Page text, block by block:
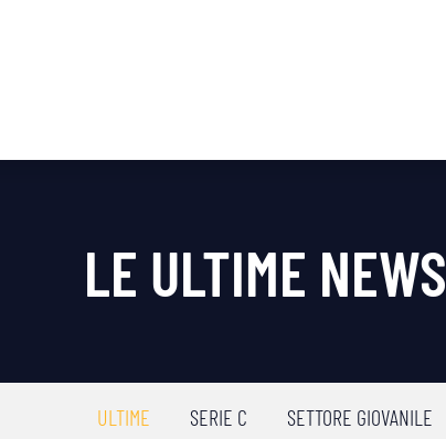
LE ULTIME NEWS
ULTIME SERIE C SETTORE GIOVANILE